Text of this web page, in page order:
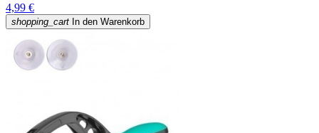
4,99 €
shopping_cart In den Warenkorb